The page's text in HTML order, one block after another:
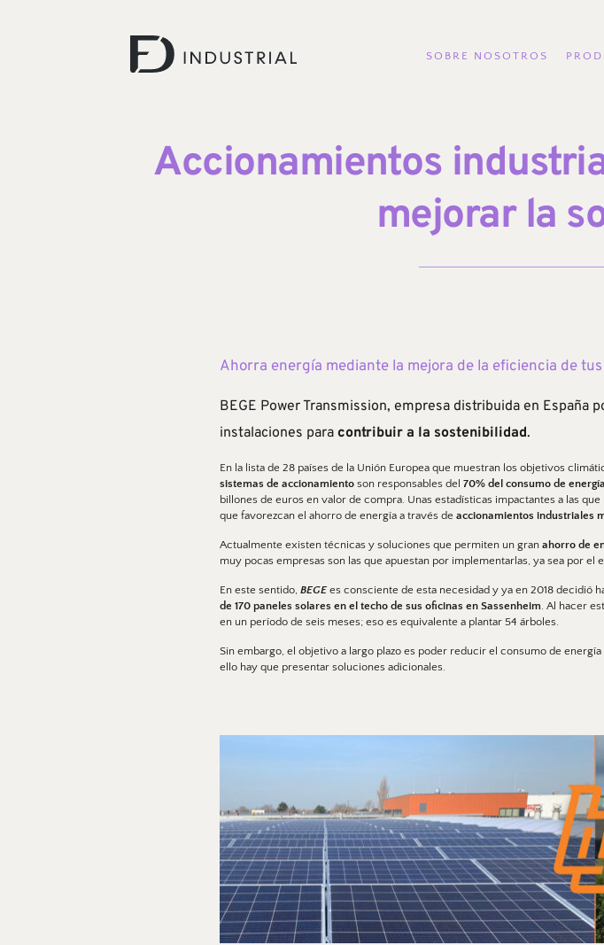
SOBRE NOSOTROS
Accionamientos
mejorar la
Ahorra energía mediante la mejora de la eficiencia de
BEGE Power Transmission, empresa distribuida en España
instalaciones para contribuir a la sostenibilidad.
En la lista de 28 países de la Unión Europea que muestran los objetivos
sistemas de accionamiento son responsables del 70% del consumo de
billones de euros en valor de compra. Unas estadísticas impactantes a las
que favorezcan el ahorro de energía a través de accionamientos industriales
Actualmente existen técnicas y soluciones que permiten un gran ahorro de
muy pocas empresas son las que apuestan por implementarlas, ya sea por
En este sentido, BEGE es consciente de esta necesidad y ya en 2018 decidió
de 170 paneles solares en el techo de sus oficinas en Sassenheim. Al hacer
en un período de seis meses; eso es equivalente a plantar 54 árboles.
Sin embargo, el objetivo a largo plazo es poder reducir el consumo de
ello hay que presentar soluciones adicionales.